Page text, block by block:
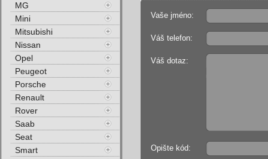
Vaše jméno:
Váš telefon:
Váš dotaz:
Opište kód:
MG
Mini
Mitsubishi
Nissan
Opel
Peugeot
Porsche
Renault
Rover
Saab
Seat
Smart